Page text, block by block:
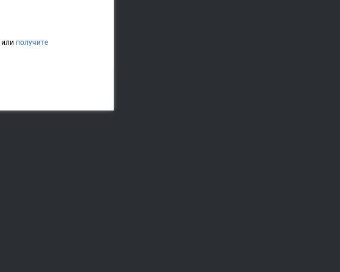
или получите